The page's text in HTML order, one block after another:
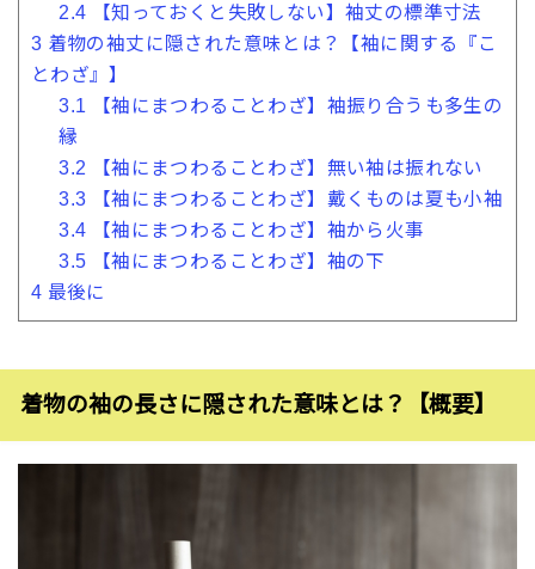
2.4 【知っておくと失敗しない】袖丈の標準寸法
3 着物の袖丈に隠された意味とは？【袖に関する『こ
とわざ』】
3.1 【袖にまつわることわざ】袖振り合うも多生の
縁
3.2 【袖にまつわることわざ】無い袖は振れない
3.3 【袖にまつわることわざ】戴くものは夏も小袖
3.4 【袖にまつわることわざ】袖から火事
3.5 【袖にまつわることわざ】袖の下
4 最後に
着物の袖の長さに隠された意味とは？【概要】